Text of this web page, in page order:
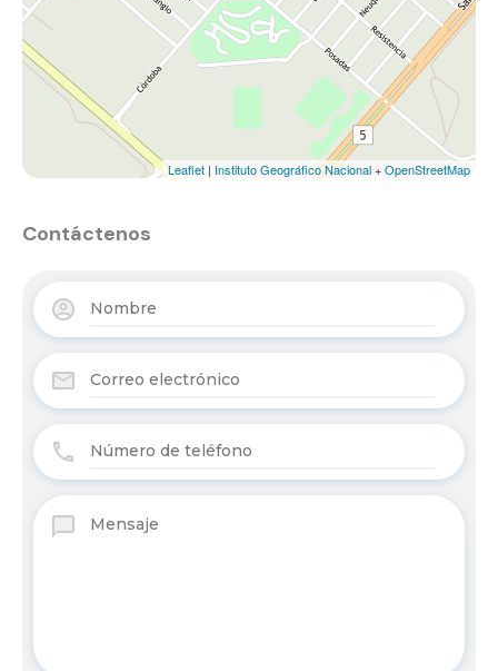
Leaflet | Instituto Geográfico Nacional+OpenStreetMap
Contáctenos